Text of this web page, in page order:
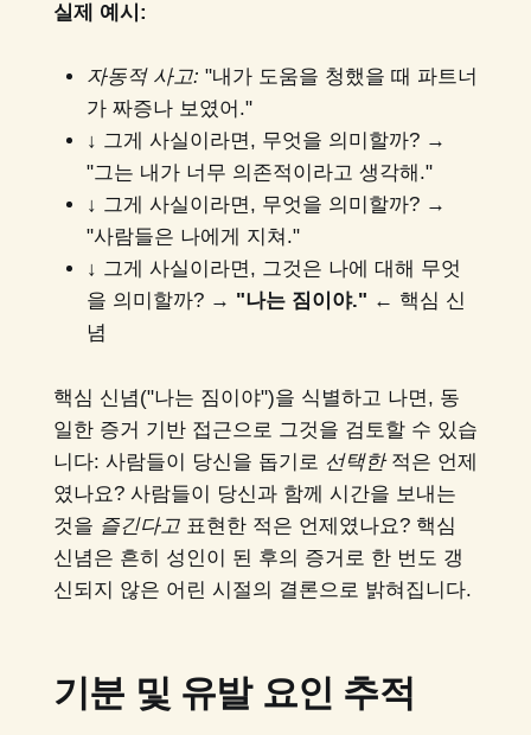
실제 예시:
자동적 사고: "내가 도움을 청했을 때 파트너
가 짜증나 보였어."
↓ 그게 사실이라면, 무엇을 의미할까? →
"그는 내가 너무 의존적이라고 생각해."
↓ 그게 사실이라면, 무엇을 의미할까? →
"사람들은 나에게 지쳐."
↓ 그게 사실이라면, 그것은 나에 대해 무엇
을 의미할까? → "나는 짐이야." ← 핵심 신
념
핵심 신념("나는 짐이야")을 식별하고 나면, 동
일한 증거 기반 접근으로 그것을 검토할 수 있습
니다: 사람들이 당신을 돕기로 선택한적은 언제
였나요? 사람들이 당신과 함께 시간을 보내는
것을 즐긴다고표현한 적은 언제였나요? 핵심
신념은 흔히 성인이 된 후의 증거로 한 번도 갱
신되지 않은 어린 시절의 결론으로 밝혀집니다.
기분 및 유발 요인 추적